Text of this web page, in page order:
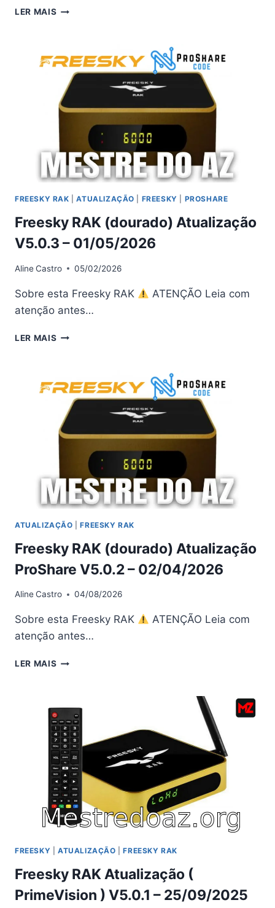
LER MAIS FREESKY
–
16/05/2026
FREESKY RAK |ATUALIZAÇÃO FREESKY PROSHARE
Freesky RAK (dourado) Atualização
V5.0.3 – 01/05/2026
AlineCastro 05/02/2026
Sobre esta Freesky RAK
ATENÇÃO Leia com
atenção antes…
LER MAIS FREESKY
V5.0.3
01/05/2026
ATUALIZAÇÃO |FREESKY RAK
Freesky RAK (dourado) Atualização
ProShare V5.0.2 – 02/04/2026
AlineCastro 04/08/2026
Sobre esta Freesky RAK
ATENÇÃO Leia com
atenção antes…
LER MAIS FREESKY
PROSHARE
V5.0.2
–
02/04/2026
FREESKY ATUALIZAÇÃO |FREESKY RAK
Freesky RAK Atualização (
PrimeVision ) V5.0.1 – 25/09/2025